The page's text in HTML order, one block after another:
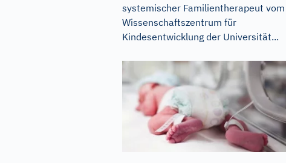
systemischer Familientherapeut vom
Wissenschaftszentrum für
Kindesentwicklung der Universität...